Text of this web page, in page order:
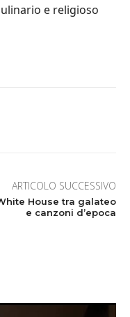
e religioso
ARTICOLO SUCCESSIVO
House tra galateo
e canzoni d’epoca